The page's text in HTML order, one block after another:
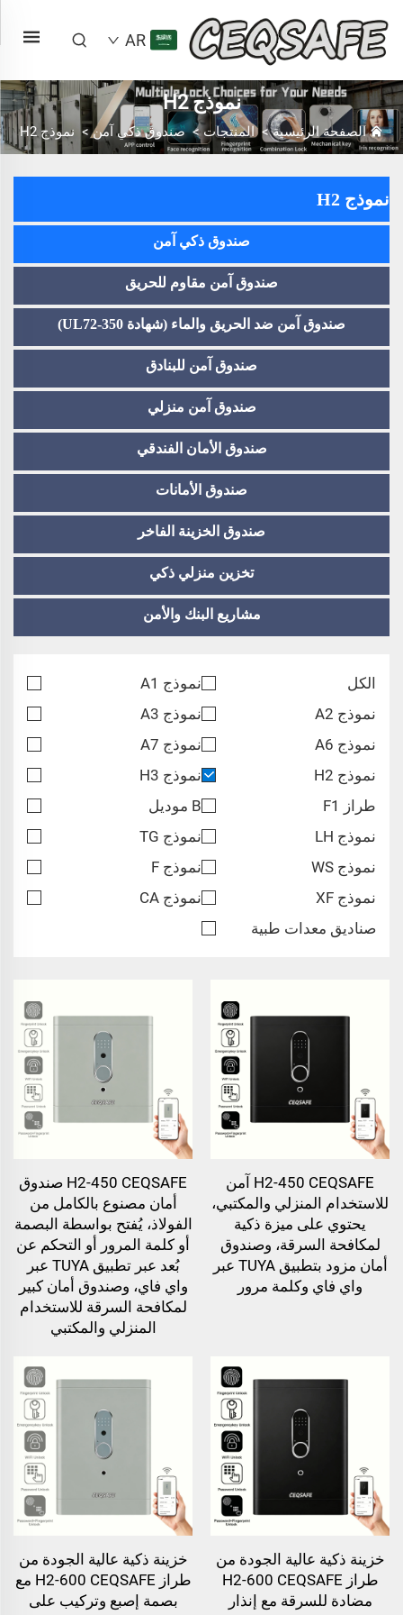
AR
نموذج H2
الصفحة الرئيسية>المنتجات >صندوق ذكي آمن> نموذج H2
نموذج H2
صندوق ذكي آمن
صندوق آمن مقاوم للحريق
صندوق آمن ضد الحريق والماء (شهادة UL72-350)
صندوق آمن للبنادق
صندوق آمن منزلي
صندوق الأمان الفندقي
صندوق الأمانات
صندوق الخزينة الفاخر
تخزين منزلي ذكي
مشاريع البنك والأمن
الكل
نموذج A1
نموذج A2
نموذج A3
نموذج A6
نموذج A7
نموذج H2
نموذج H3
طراز F1
B موديل
نموذج LH
نموذج TG
نموذج WS
نموذج F
نموذج XF
نموذج CA
صناديق معدات طبية
H2-450 CEQSAFE آمن
للاستخدام المنزلي والمكتبي،
يحتوي على ميزة ذكية
لمكافحة السرقة، وصندوق
أمان مزود بتطبيق TUYA عبر
واي فاي وكلمة مرور
H2-450 CEQSAFE صندوق
أمان مصنوع بالكامل من
الفولاذ، يُفتح بواسطة البصمة
أو كلمة المرور أو التحكم عن
بُعد عبر تطبيق TUYA عبر
واي فاي، وصندوق أمان كبير
لمكافحة السرقة للاستخدام
المنزلي والمكتبي
خزينة ذكية عالية الجودة من
طراز H2-600 CEQSAFE
مضادة للسرقة مع إنذار
خزينة ذكية عالية الجودة من
طراز H2-600 CEQSAFE مع
بصمة إصبع وتركيب على